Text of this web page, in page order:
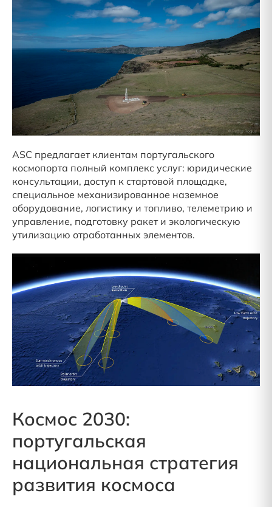
ASC предлагает клиентам португальского
космопорта полный комплекс услуг: юридические
консультации, доступ к стартовой площадке,
специальное механизированное наземное
оборудование, логистику и топливо, телеметрию и
управление, подготовку ракет и экологическую
утилизацию отработанных элементов.
Космос 2030:
португальская
национальная стратегия
развития космоса